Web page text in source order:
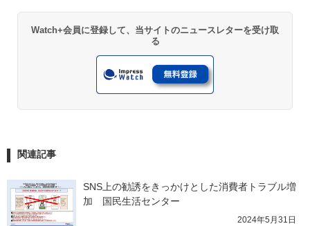
Watch+会員に登録して、当サイトのニュースレターを受け取
る
関連記事
SNS上の勧誘をきっかけとした消費者トラブル増
加　国民生活センター
2024年5月31日